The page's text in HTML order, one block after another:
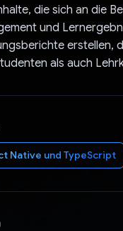
die sich an die
und
erstellen,
als auch
Native und TypeScript